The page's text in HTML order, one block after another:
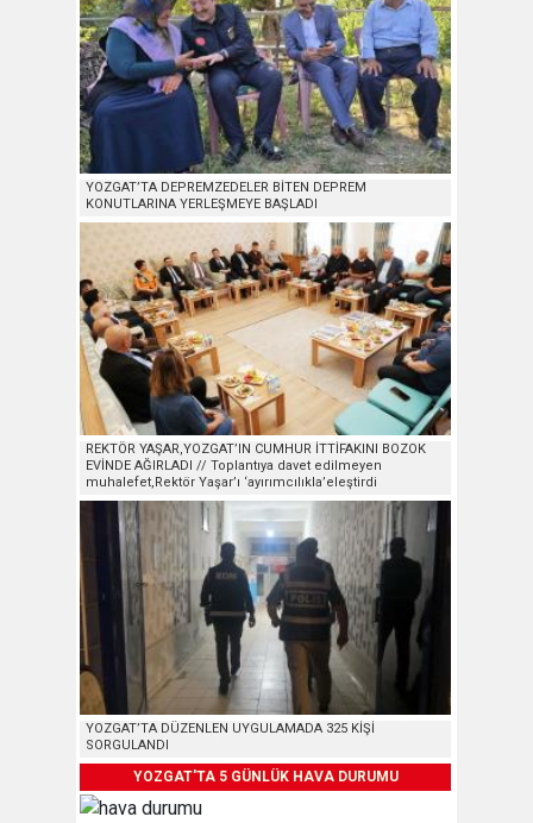
YOZGAT’TA DEPREMZEDELER BİTEN DEPREM
KONUTLARINA YERLEŞMEYE BAŞLADI
REKTÖR YAŞAR,YOZGAT’IN CUMHUR İTTİFAKINI BOZOK
EVİNDE AĞIRLADI // Toplantıya davet edilmeyen
muhalefet,Rektör Yaşar’ı ‘ayırımcılıkla’eleştirdi
YOZGAT’TA DÜZENLEN UYGULAMADA 325 KİŞİ
SORGULANDI
YOZGAT'TA 5 GÜNLÜK HAVA DURUMU